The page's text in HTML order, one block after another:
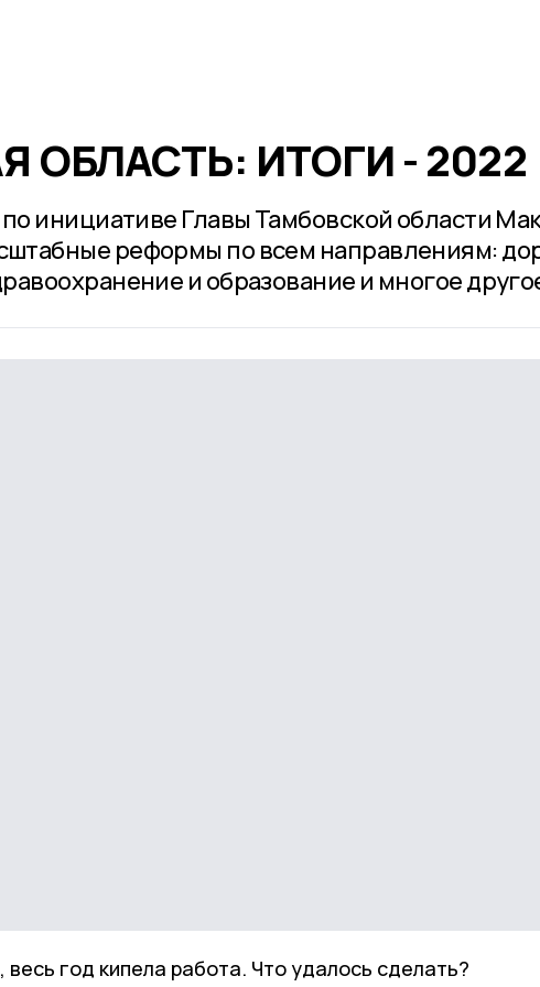
ОБЛАСТЬ: ИТОГИ - 2022
по инициативе Главы Тамбовской области
реформы по всем направлениям:
и образование и многое
год кипела работа. Что удалось сделать?